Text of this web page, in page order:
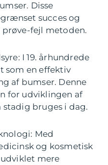
Disse
succes og
fejl metoden.
I 19. århundrede
som en effektiv
af bumser. Denne
for udviklingen af
bruges i dag.
Med
og kosmetisk
mere